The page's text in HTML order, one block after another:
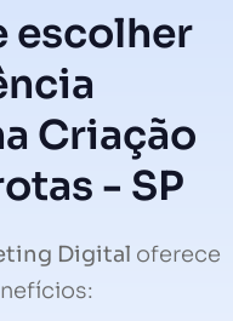
escolher
Criação
- SP
Digital oferece